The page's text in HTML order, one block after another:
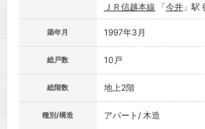
ＪＲ信越本線 「今井」駅
築年月 1997年3月
総戸数 10戸
総階数 地上2階
種別/構造 アパート/ 木造